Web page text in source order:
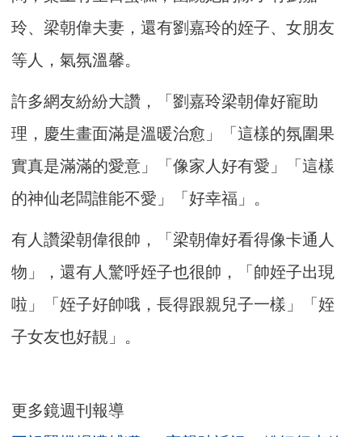
玲、梁朝偉夫妻，還有劉嘉玲的姪子、女朋友
等人，氣氛溫馨。
許多網友紛紛大讚，「劉嘉玲梁朝偉好寵助
理，慶生畫面滿是溫暖治愈」「這樣的氛圍果
實真是滿滿的愛意」「像家人好有愛」「這樣
的神仙老闆誰能不愛」「好幸福」。
有人讚梁朝偉很帥，「梁朝偉好看得像卡通人
物」，還有人驚呼姪子也很帥，「帥姪子出現
啦」「姪子好帥哦，長得跟親兒子一樣」「姪
子女友也好靚」。
更多鏡週刊報導